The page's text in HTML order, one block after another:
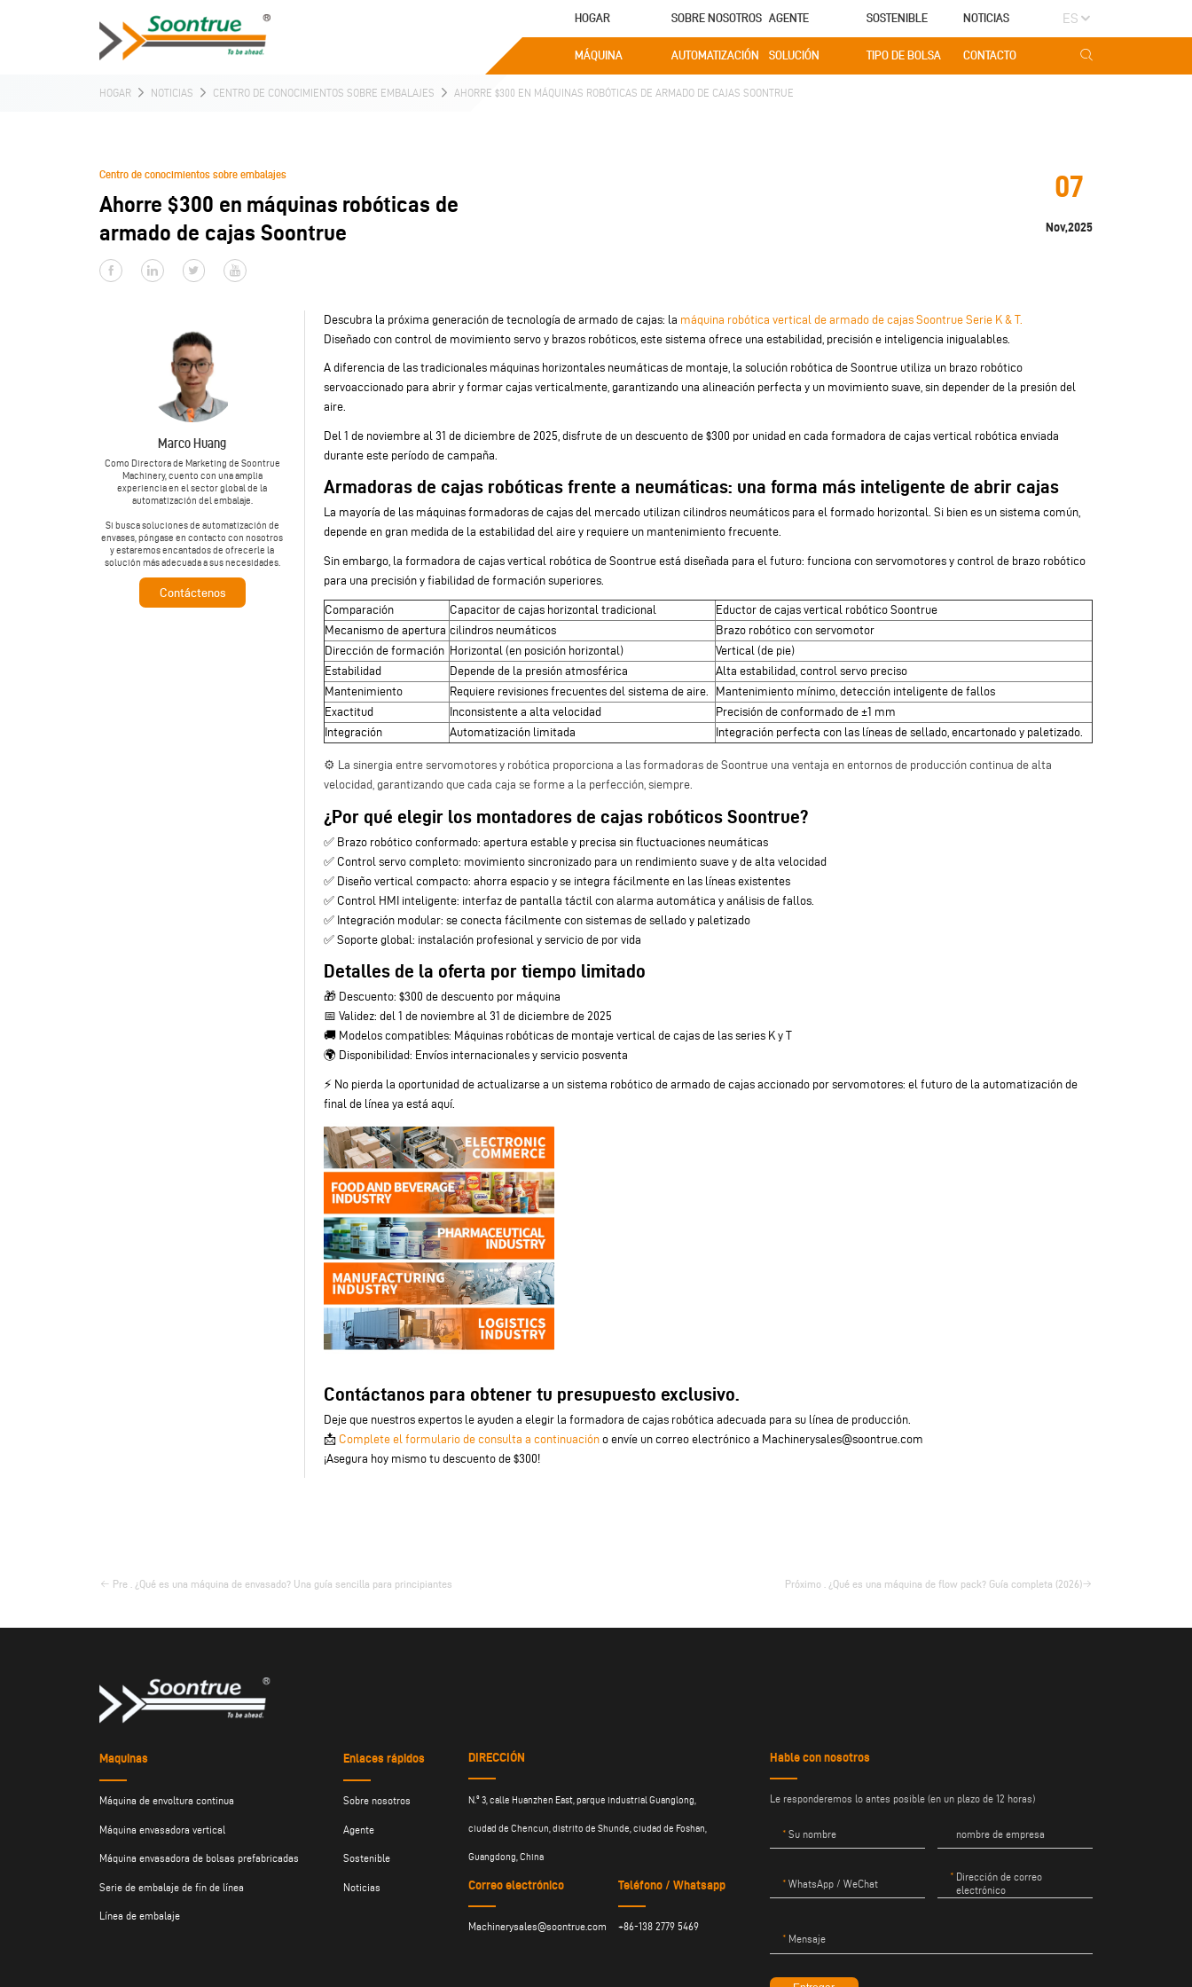
HOGAR SOBRE NOSOTROS AGENTE SOSTENIBLE NOTICIAS ES
MÁQUINA AUTOMATIZACIÓN SOLUCIÓN TIPO DE BOLSA CONTACTO
HOGAR NOTICIAS CENTRO DE CONOCIMIENTOS SOBRE EMBALAJES AHORRE $300 EN MÁQUINAS ROBÓTICAS DE ARMADO DE CAJAS SOONTRUE
Ahorre $300 en máquinas robóticas de
armado de cajas Soontrue
Centro de conocimientos sobre embalajes 07
Nov,2025
Marco Huang
Como Directora de Marketing de Soontrue
Machinery, cuento con una amplia
experiencia en el sector global de la
automatización del embalaje.
Si busca soluciones de automatización de
envases, póngase en contacto con nosotros
y estaremos encantados de ofrecerle la
solución más adecuada a sus necesidades.
Contáctenos
Descubra la próxima generación de tecnología de armado de cajas: la máquina robótica vertical de armado de cajas Soontrue Serie K & T.
Diseñado con control de movimiento servo y brazos robóticos, este sistema ofrece una estabilidad, precisión e inteligencia inigualables.
A diferencia de las tradicionales máquinas horizontales neumáticas de montaje, la solución robótica de Soontrue utiliza un brazo robótico
servoaccionado para abrir y formar cajas verticalmente, garantizando una alineación perfecta y un movimiento suave, sin depender de la presión del
aire.
Del 1 de noviembre al 31 de diciembre de 2025, disfrute de un descuento de $300 por unidad en cada formadora de cajas vertical robótica enviada
durante este período de campaña.
Armadoras de cajas robóticas frente a neumáticas: una forma más inteligente de abrir cajas
La mayoría de las máquinas formadoras de cajas del mercado utilizan cilindros neumáticos para el formado horizontal. Si bien es un sistema común,
depende en gran medida de la estabilidad del aire y requiere un mantenimiento frecuente.
Sin embargo, la formadora de cajas vertical robótica de Soontrue está diseñada para el futuro: funciona con servomotores y control de brazo robótico
para una precisión y fiabilidad de formación superiores.
Comparación Capacitor de cajas horizontal tradicional
Eductor de cajas vertical robótico Soontrue
Mecanismo de apertura cilindros neumáticos
Brazo robótico con servomotor
Dirección de formación Horizontal (en posición horizontal)
Vertical (de pie)
Estabilidad
Depende de la presión atmosférica
Alta estabilidad, control servo preciso
Mantenimiento
Requiere revisiones frecuentes del sistema de aire.
Mantenimiento mínimo, detección inteligente de fallos
Exactitud
Inconsistente a alta velocidad
Precisión de conformado de ±1 mm
Integración
Automatización limitada Integración perfecta con las líneas de sellado, encartonado y paletizado.
⚙️ La sinergia entre servomotores y robótica proporciona a las formadoras de Soontrue una ventaja en entornos de producción continua de alta
velocidad, garantizando que cada caja se forme a la perfección, siempre.
¿Por qué elegir los montadores de cajas robóticos Soontrue?
✅ Brazo robótico conformado: apertura estable y precisa sin fluctuaciones neumáticas
✅ Control servo completo: movimiento sincronizado para un rendimiento suave y de alta velocidad
✅ Diseño vertical compacto: ahorra espacio y se integra fácilmente en las líneas existentes
✅ Control HMI inteligente: interfaz de pantalla táctil con alarma automática y análisis de fallos.
✅ Integración modular: se conecta fácilmente con sistemas de sellado y paletizado
✅ Soporte global: instalación profesional y servicio de por vida
Detalles de la oferta por tiempo limitado
🎁 Descuento: $300 de descuento por máquina
📅 Validez: del 1 de noviembre al 31 de diciembre de 2025
🚚 Modelos compatibles: Máquinas robóticas de montaje vertical de cajas de las series K y T
🌍 Disponibilidad: Envíos internacionales y servicio posventa
⚡ No pierda la oportunidad de actualizarse a un sistema robótico de armado de cajas accionado por servomotores: el futuro de la automatización de
final de línea ya está aquí.
Contáctanos para obtener tu presupuesto exclusivo.
Deje que nuestros expertos le ayuden a elegir la formadora de cajas robótica adecuada para su línea de producción.
📩 Complete el formulario de consulta a continuacióno envíe un correo electrónico a Machinerysales@soontrue.com
¡Asegura hoy mismo tu descuento de $300!
Pre . ¿Qué es una máquina de envasado? Una guía sencilla para principiantes Próximo . ¿Qué es una máquina de flow pack? Guía completa (2026)
Maquinas
Máquina de envoltura continua
Máquina envasadora vertical
Máquina envasadora de bolsas prefabricadas
Serie de embalaje de fin de línea
Línea de embalaje
Enlaces rápidos
Sobre nosotros
Agente
Sostenible
Noticias
DIRECCIÓN
N.º 3, calle Huanzhen East, parque industrial Guanglong,
ciudad de Chencun, distrito de Shunde, ciudad de Foshan,
Guangdong, China
Correo electrónico
Machinerysales@soontrue.com
Teléfono / Whatsapp
+86-138 2779 5469
Hable con nosotros
Le responderemos lo antes posible (en un plazo de 12 horas)
Su nombre nombre de empresa
WhatsApp / WeChat
Dirección de correo
electrónico
Mensaje